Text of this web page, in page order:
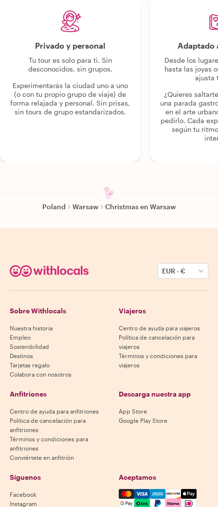
Privado y personal
Tu tour es solo para ti. Sin
desconocidos, sin grupos.
Experimentarás la ciudad uno a uno
(o con tu propio grupo de viaje) de
forma relajada y personal. Sin prisas,
sin tours de grupo estandarizados.
Adaptado
Desde los
hasta las joyas
ajusta
¿Quieres
una parada
en el arte
pedirlo. Cada
según tu
Poland Warsaw Christmas en Warsaw
EUR-€
Sobre Withlocals
Nuestra historia
Empleo
Sostenibilidad
Destinos
Tarjetas regalo
Colabora con nosotros
Viajeros
Centro de ayuda para viajeros
Política de cancelación para
viajeros
Términos y condiciones para
viajeros
Anfitriones
Centro de ayuda para anfitriones
Política de cancelación para
anfitriones
Términos y condiciones para
anfitriones
Conviértete en anfitrión
Descarga nuestra app
App Store
Google Play Store
Síguenos
Facebook
Instagram
Aceptamos
Mastercard, Visa, Amex,